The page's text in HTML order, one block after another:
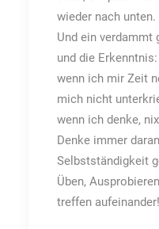
wieder nach
Und ein verdammt
und die
wenn ich mir Zeit
mich nicht
wenn ich denke,
Denke immer
Selbstständigkeit
Üben,
treffen aufeinander!